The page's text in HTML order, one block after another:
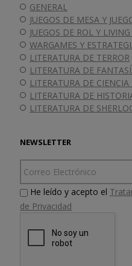
GENERAL
JUEGOS DE MESA Y
JUEGOS DE ROL Y
WARGAMES Y
LITERATURA DE TERROR
LITERATURA DE
LITERATURA DE CIENCIA
LITERATURA DE
LITERATURA DE
NEWSLETTER
He leído y acepto el
de Privacidad